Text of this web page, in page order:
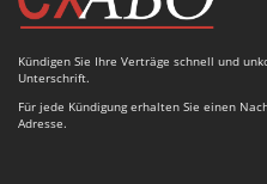
Kündigen Sie Ihre Verträge schnell und
Unterschrift.
Für jede Kündigung erhalten Sie einen
Adresse.